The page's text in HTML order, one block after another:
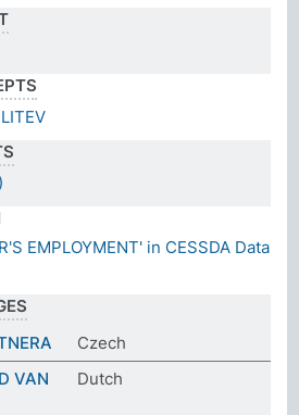
EMPLOYMENT' in CESSDA Data
Czech
VAN
Dutch